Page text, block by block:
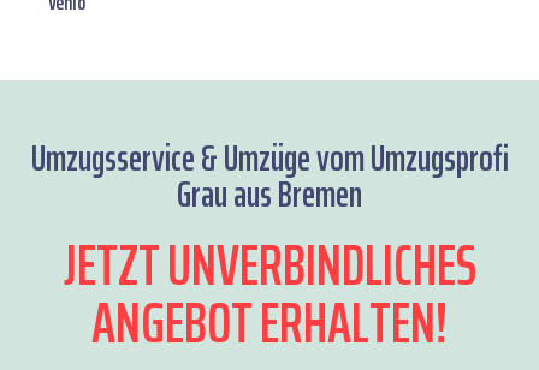
Umzugsservice & Umzüge vom Umzugsprofi
Grau aus Bremen
JETZT UNVERBINDLICHES
ANGEBOT ERHALTEN!